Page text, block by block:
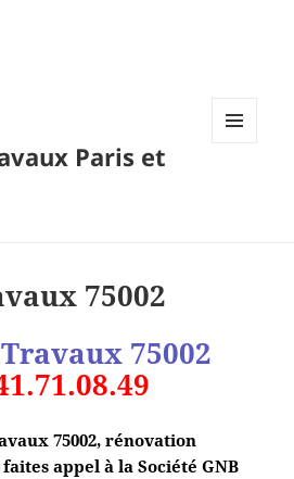
Paris et
75002
75002
75002, rénovation
appel à la Société GNB